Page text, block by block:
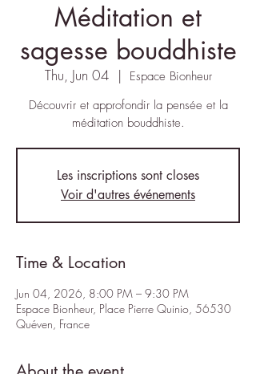
Méditation et
sagesse bouddhiste
Thu, Jun 04
  |
Espace Bionheur
Découvrir et approfondir la pensée et la
méditation bouddhiste.
Les inscriptions sont closes
Voir d'autres événements
Time & Location
Jun 04, 2026, 8:00 PM – 9:30 PM
Espace Bionheur, Place Pierre Quinio, 56530
Quéven, France